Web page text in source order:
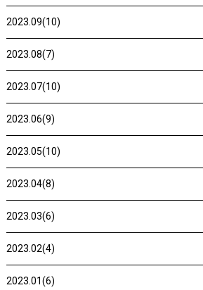
2023.09(10)
2023.08(7)
2023.07(10)
2023.06(9)
2023.05(10)
2023.04(8)
2023.03(6)
2023.02(4)
2023.01(6)